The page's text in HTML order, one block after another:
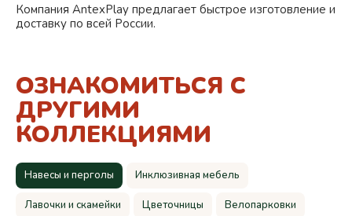
Компания AntexPlay предлагает быстрое изготовление и
доставку по всей России.
ОЗНАКОМИТЬСЯ С
ДРУГИМИ
КОЛЛЕКЦИЯМИ
Навесы и перголы Инклюзивная мебель
Лавочки и скамейки Цветочницы Велопарковки